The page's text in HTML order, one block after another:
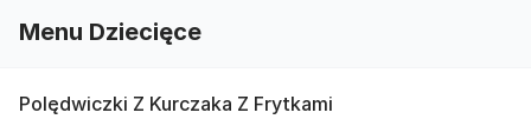
Menu Dziecięce
Polędwiczki Z Kurczaka Z Frytkami